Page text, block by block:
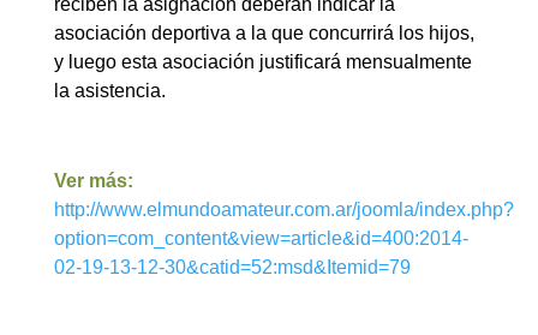
reciben la asignación deberán indicar la
asociación deportiva a la que concurrirá los hijos,
y luego esta asociación justificará mensualmente
la asistencia.
Ver más:
http://www.elmundoamateur.com.ar/joomla/index.php?
option=com_content&view=article&id=400:2014-
02-19-13-12-30&catid=52:msd&Itemid=79